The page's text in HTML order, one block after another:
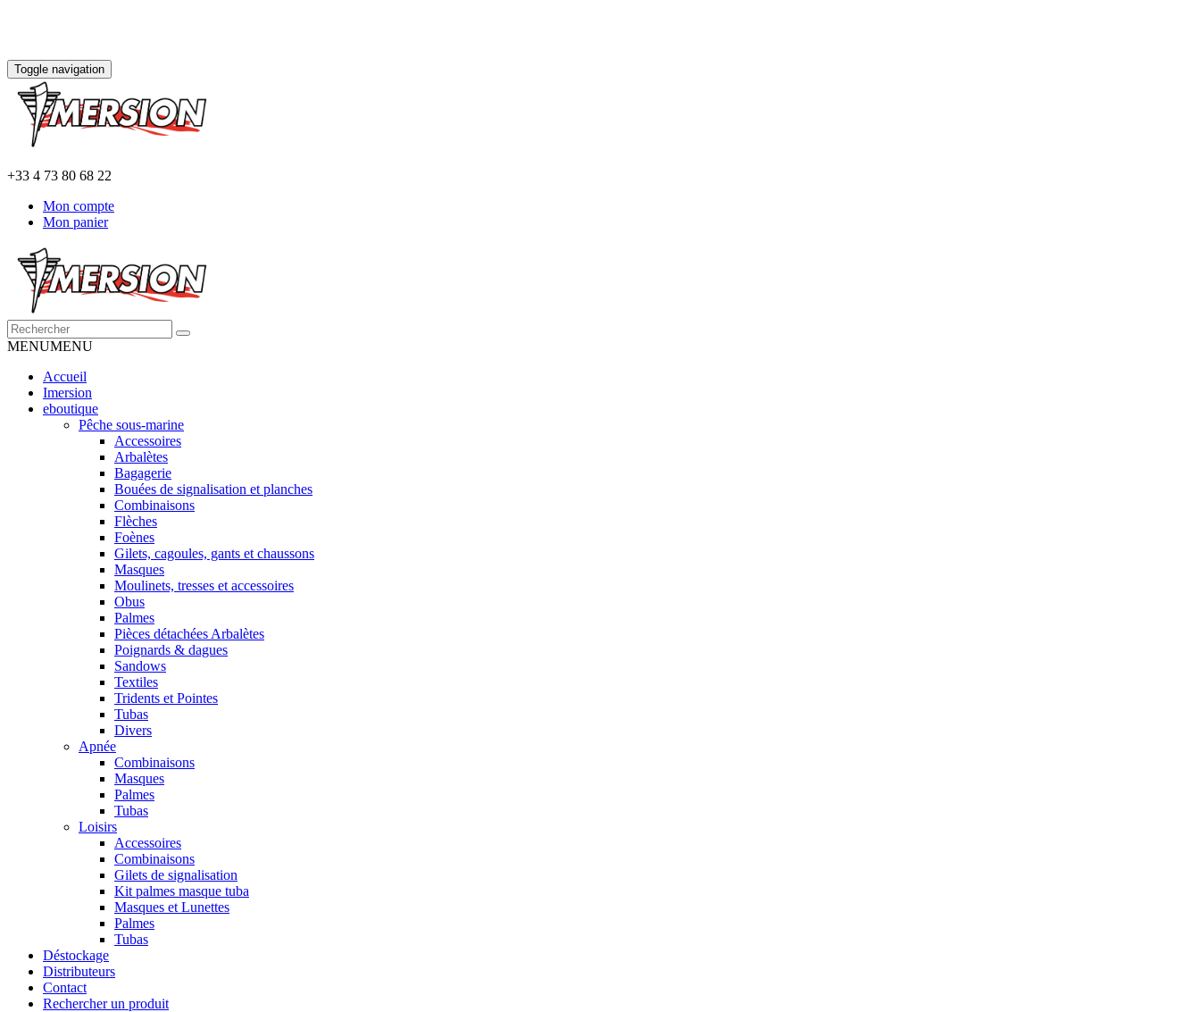
Toggle navigation
+33 4 73 80 68 22
Mon compte
Mon panier
MENUMENU
Accueil
Imersion
eboutique
Pêche sous-marine
Accessoires
Arbalètes
Bagagerie
Bouées de signalisation et planches
Combinaisons
Flèches
Foènes
Gilets, cagoules, gants et chaussons
Masques
Moulinets, tresses et accessoires
Obus
Palmes
Pièces détachées Arbalètes
Poignards & dagues
Sandows
Textiles
Tridents et Pointes
Tubas
Divers
Apnée
Combinaisons
Masques
Palmes
Tubas
Loisirs
Accessoires
Combinaisons
Gilets de signalisation
Kit palmes masque tuba
Masques et Lunettes
Palmes
Tubas
Déstockage
Distributeurs
Contact
Rechercher un produit